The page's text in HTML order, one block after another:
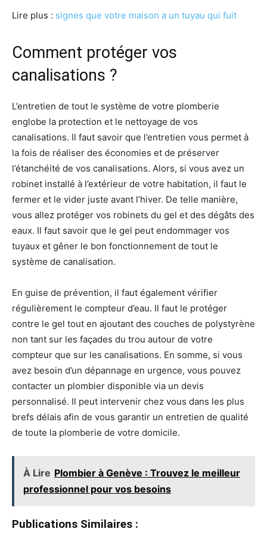
Lire plus : signes que votre maison a un tuyau qui fuit
Comment protéger vos
canalisations ?
L’entretien de tout le système de votre plomberie
englobe la protection et le nettoyage de vos
canalisations. Il faut savoir que l’entretien vous permet à
la fois de réaliser des économies et de préserver
l’étanchéité de vos canalisations. Alors, si vous avez un
robinet installé à l’extérieur de votre habitation, il faut le
fermer et le vider juste avant l’hiver. De telle manière,
vous allez protéger vos robinets du gel et des dégâts des
eaux. Il faut savoir que le gel peut endommager vos
tuyaux et gêner le bon fonctionnement de tout le
système de canalisation.
En guise de prévention, il faut également vérifier
régulièrement le compteur d’eau. Il faut le protéger
contre le gel tout en ajoutant des couches de polystyrène
non tant sur les façades du trou autour de votre
compteur que sur les canalisations. En somme, si vous
avez besoin d’un dépannage en urgence, vous pouvez
contacter un plombier disponible via un devis
personnalisé. Il peut intervenir chez vous dans les plus
brefs délais afin de vous garantir un entretien de qualité
de toute la plomberie de votre domicile.
À Lire Plombier à Genève : Trouvez le meilleur
professionnel pour vos besoins
Publications Similaires :